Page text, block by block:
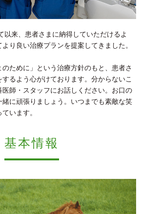
以来、患者さまに納得していただけるよ
り良い治療プランを提案してきました。
ために」という治療方針のもと、患者さ
るよう心がけております。分からないこ
医師・スタッフにお話しください。お口の
に頑張りましょう。いつまでも素敵な笑
います。
基本情報